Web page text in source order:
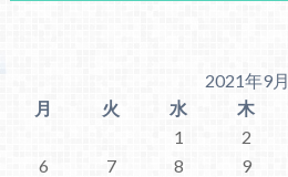
2021年9月
月
火 水 木
1
2
6
7 8 9